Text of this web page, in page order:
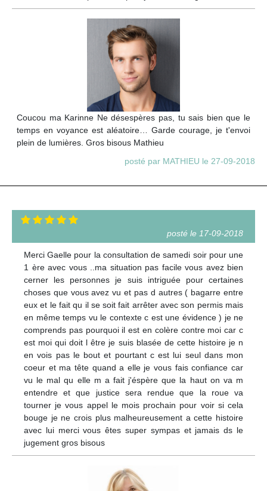
Coucou ma Karinne Ne désespères pas, tu sais bien que le
temps en voyance est aléatoire… Garde courage, je t'envoi
plein de lumières. Gros bisous Mathieu
posté par MATHIEU le 27-09-2018
posté le 17-09-2018
Merci Gaelle pour la consultation de samedi soir pour une
1 ère avec vous ..ma situation pas facile vous avez bien
cerner les personnes je suis intriguée pour certaines
choses que vous avez vu et pas d autres ( bagarre entre
eux et le fait qu il se soit fait arrêter avec son permis mais
en même temps vu le contexte c est une évidence ) je ne
comprends pas pourquoi il est en colère contre moi car c
est moi qui doit l être je suis blasée de cette histoire je n
en vois pas le bout et pourtant c est lui seul dans mon
coeur et ma tête quand a elle je vous fais confiance car
vu le mal qu elle m a fait j'éspère que la haut on va m
entendre et que justice sera rendue que la roue va
tourner je vous appel le mois prochain pour voir si cela
bouge je ne crois plus malheureusement a cette histoire
avec lui merci vous êtes super sympas et jamais ds le
jugement gros bisous